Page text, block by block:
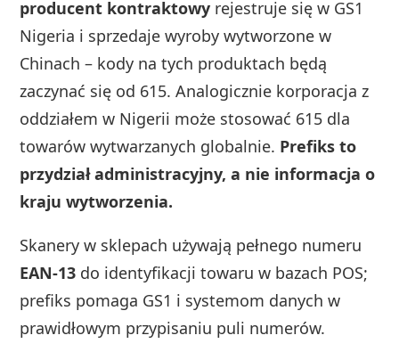
producent kontraktowy rejestruje się w GS1
Nigeria i sprzedaje wyroby wytworzone w
Chinach – kody na tych produktach będą
zaczynać się od 615. Analogicznie korporacja z
oddziałem w Nigerii może stosować 615 dla
towarów wytwarzanych globalnie. Prefiks to
przydział administracyjny, a nie informacja o
kraju wytworzenia.
Skanery w sklepach używają pełnego numeru
EAN-13 do identyfikacji towaru w bazach POS;
prefiks pomaga GS1 i systemom danych w
prawidłowym przypisaniu puli numerów.